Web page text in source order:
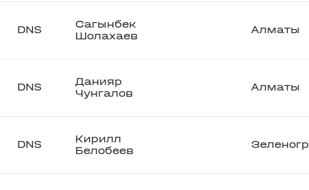
DNS
Сагынбек
Шолахаев
Алматы
DNS
Данияр
Чунгалов
Алматы
DNS
Кирилл
Белобеев